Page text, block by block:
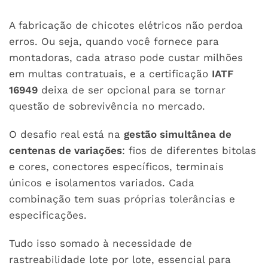
A fabricação de chicotes elétricos não perdoa
erros. Ou seja, quando você fornece para
montadoras, cada atraso pode custar milhões
em multas contratuais, e a certificação IATF
16949 deixa de ser opcional para se tornar
questão de sobrevivência no mercado.
O desafio real está na gestão simultânea de
centenas de variações: fios de diferentes bitolas
e cores, conectores específicos, terminais
únicos e isolamentos variados. Cada
combinação tem suas próprias tolerâncias e
especificações.
Tudo isso somado à necessidade de
rastreabilidade lote por lote, essencial para